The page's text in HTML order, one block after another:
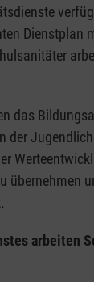
Dienstplan
das
der
übernehmen
arbeiten